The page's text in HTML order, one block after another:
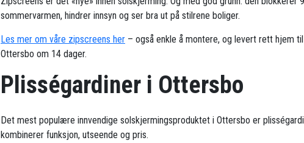
sommervarmen, hindrer innsyn og ser bra ut på stilrene boliger.
Les mer om våre zipscreens her – også enkle å montere, og levert rett hjem
Ottersbo om 14 dager.
Plisségardiner i Ottersbo
Det mest populære innvendige solskjermingsproduktet i Ottersbo er
kombinerer funksjon, utseende og pris.